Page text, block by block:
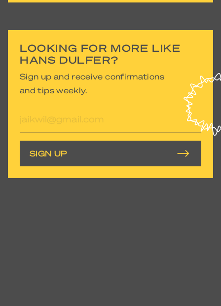
LOOKING FOR MORE LIKE
HANS DULFER?
Sign up and receive confirmations
and tips weekly.
mailadres
SIGN UP